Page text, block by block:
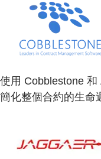
使用 Cobblestone 和
簡化整個合約的生命